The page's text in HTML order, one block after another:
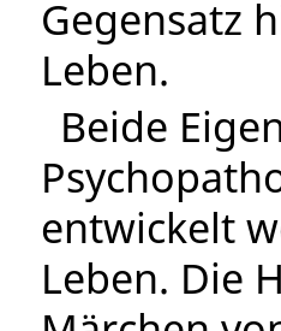
Gegensatz
Leben.
Beide
entwickelt
Leben. Die